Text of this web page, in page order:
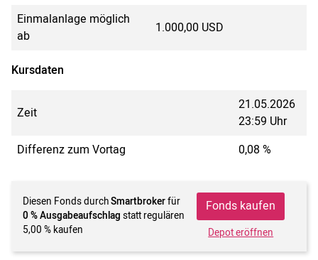
Einmalanlage möglich
ab
1.000,00 USD
Kursdaten
Zeit
21.05.2026
23:59 Uhr
Differenz zum Vortag
0,08 %
Diesen Fonds durchSmartbrokerfür
0 % Ausgabeaufschlag statt regulären
5,00 % kaufen
Fonds kaufen
Depot eröffnen